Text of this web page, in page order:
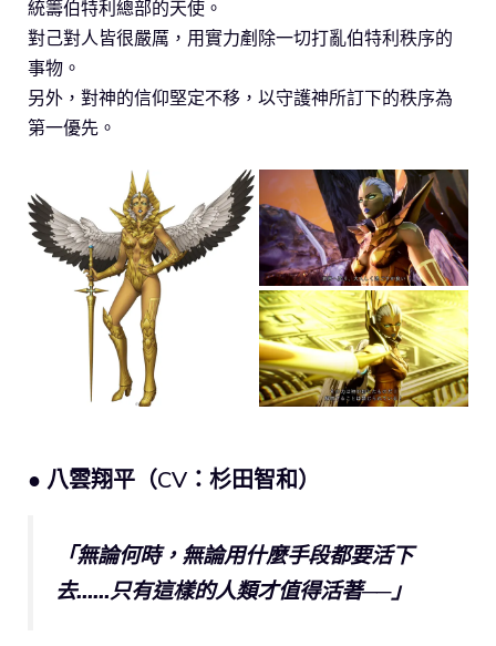
統籌伯特利總部的天使。
對己對人皆很嚴厲，用實力剷除一切打亂伯特利秩序的
事物。
另外，對神的信仰堅定不移，以守護神所訂下的秩序為
第一優先。
● 八雲翔平（CV：杉田智和）
「無論何時，無論用什麼手段都要活下
去……只有這樣的人類才值得活著──」